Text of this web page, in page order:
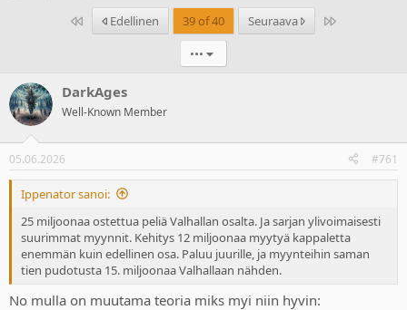
k
e
t
u
n
a
l
o
i
t
t
a
j
o
i
s
ä
ä
m
ä
ä
r
ä
Ensimmäinen
Edellinen 39 of 40 Seuraava Last
•••
DarkAges
Well-Known Member
05.06.2026 #761
Ippenator sanoi:
25 miljoonaa ostettua peliä Valhallan osalta. Ja sarjan ylivoimaisesti
suurimmat myynnit. Kehitys 12 miljoonaa myytyä kappaletta
enemmän kuin edellinen osa. Paluu juurille, ja myynteihin saman
tien pudotusta 15. miljoonaa Valhallaan nähden.
No mulla on muutama teoria miks myi niin hyvin: